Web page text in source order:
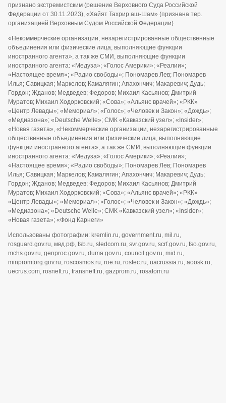
признано экстремистским (решение Верховного Суда Российской
Федерации от 30.11.2023), «Хайят Тахрир аш-Шам» (признана тер.
организацией Верховным Судом Российской Федерации)
«Некоммерческие организации, незарегистрированные общественные
объединения или физические лица, выполняющие функции
иностранного агента», а так же СМИ, выполняющие функции
иностранного агента: «Медуза»; «Голос Америки»; «Реалии»;
«Настоящее время»; «Радио свободы»; Пономарев Лев; Пономарев
Илья; Савицкая; Маркелов; Камалягин; Апахончич; Макаревич; Дудь;
Гордон; Жданов; Медведев; Федоров; Михаил Касьянов; Дмитрий
Муратов; Михаил Ходорковский; «Сова»; «Альянс врачей»; «РКК»
«Центр Левады»; «Мемориал»; «Голос»; «Человек и Закон»; «Дождь»;
«Медиазона»; «Deutsche Welle»; СМК «Кавказский узел»; «Insider»;
«Новая газета», «Некоммерческие организации, незарегистрированные
общественные объединения или физические лица, выполняющие
функции иностранного агента», а так же СМИ, выполняющие функции
иностранного агента: «Медуза»; «Голос Америки»; «Реалии»;
«Настоящее время»; «Радио свободы»; Пономарев Лев; Пономарев
Илья; Савицкая; Маркелов; Камалягин; Апахончич; Макаревич; Дудь;
Гордон; Жданов; Медведев; Федоров; Михаил Касьянов; Дмитрий
Муратов; Михаил Ходорковский; «Сова»; «Альянс врачей»; «РКК»
«Центр Левады»; «Мемориал»; «Голос»; «Человек и Закон»; «Дождь»;
«Медиазона»; «Deutsche Welle»; СМК «Кавказский узел»; «Insider»;
«Новая газета»; «Фонд Карнеги»
Использованы фотографии: kremlin.ru, government.ru, mil.ru,
rosguard.gov.ru, мвд.рф, fsb.ru, sledcom.ru, svr.gov.ru, scrf.gov.ru, fso.gov.ru,
mchs.gov.ru, genproc.gov.ru, duma.gov.ru, council.gov.ru, mid.ru,
minpromtorg.gov.ru, roscosmos.ru, roe.ru, rostec.ru, uacrussia.ru, aoosk.ru,
uecrus.com, rosneft.ru, transneft.ru, gazprom.ru, rosatom.ru